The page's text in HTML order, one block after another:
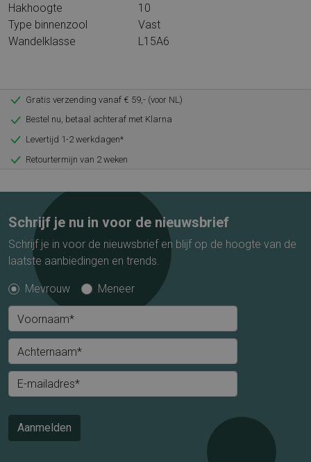
Hakhoogte
10
Type binnenzool
Vast
Wandelklasse
L15A6
Gratis verzending vanaf € 59,- (voor NL)
Bestel nu, betaal achteraf met Klarna
Levertijd 1-2 werkdagen*
Retourtermijn van 2 weken
Schrijf je nu in voor de nieuwsbrief
Schrijf je in voor de nieuwsbrief en blijf op de hoogte van de
laatste aanbiedingen en trends.
Mevrouw Meneer
Voornaam*
Achternaam*
E-mailadres*
Aanmelden